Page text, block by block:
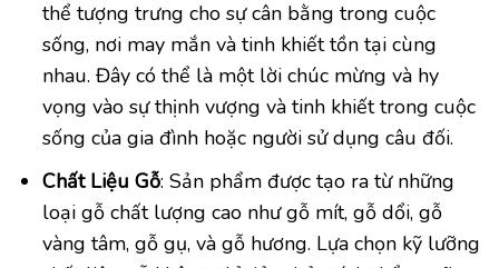
thể tượng trưng cho sự cân bằng trong cuộc
sống, nơi may mắn và tinh khiết tồn tại cùng
nhau. Đây có thể là một lời chúc mừng và hy
vọng vào sự thịnh vượng và tinh khiết trong cuộc
sống của gia đình hoặc người sử dụng câu đối.
Chất Liệu Gỗ: Sản phẩm được tạo ra từ những
loại gỗ chất lượng cao như gỗ mít, gỗ dổi, gỗ
vàng tâm, gỗ gụ, và gỗ hương. Lựa chọn kỹ lưỡng